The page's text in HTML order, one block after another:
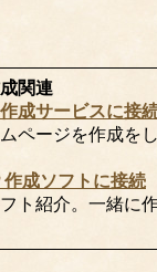
関連
成サービスに接
ページを作成を
成ソフトに接続
ト紹介。一緒に